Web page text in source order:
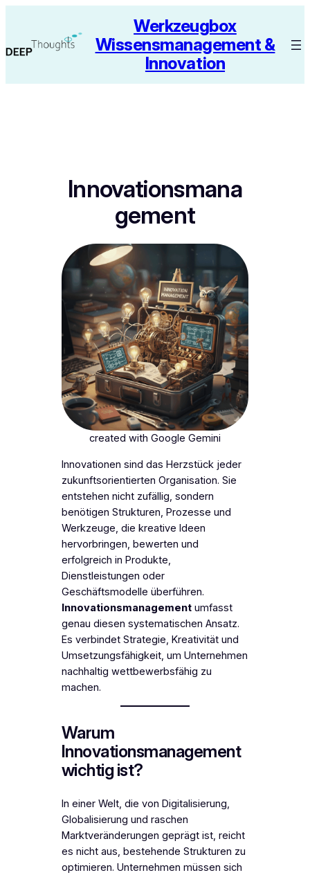
springen
Werkzeugbox
Wissensmanagement &
Innovation
Innovationsmana
gement
created with Google Gemini
Innovationen sind das Herzstück jeder
zukunftsorientierten Organisation. Sie
entstehen nicht zufällig, sondern
benötigen Strukturen, Prozesse und
Werkzeuge, die kreative Ideen
hervorbringen, bewerten und
erfolgreich in Produkte,
Dienstleistungen oder
Geschäftsmodelle überführen.
Innovationsmanagementumfasst
genau diesen systematischen Ansatz.
Es verbindet Strategie, Kreativität und
Umsetzungsfähigkeit, um Unternehmen
nachhaltig wettbewerbsfähig zu
machen.
Warum
Innovationsmanagement
wichtig ist?
In einer Welt, die von Digitalisierung,
Globalisierung und raschen
Marktveränderungen geprägt ist, reicht
es nicht aus, bestehende Strukturen zu
optimieren. Unternehmen müssen sich